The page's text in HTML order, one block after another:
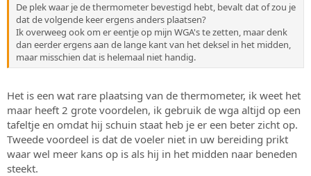
De plek waar je de thermometer bevestigd hebt, bevalt dat of zou je
dat de volgende keer ergens anders plaatsen?
Ik overweeg ook om er eentje op mijn WGA's te zetten, maar denk
dan eerder ergens aan de lange kant van het deksel in het midden,
maar misschien dat is helemaal niet handig.
Het is een wat rare plaatsing van de thermometer, ik weet het
maar heeft 2 grote voordelen, ik gebruik de wga altijd op een
tafeltje en omdat hij schuin staat heb je er een beter zicht op.
Tweede voordeel is dat de voeler niet in uw bereiding prikt
waar wel meer kans op is als hij in het midden naar beneden
steekt.